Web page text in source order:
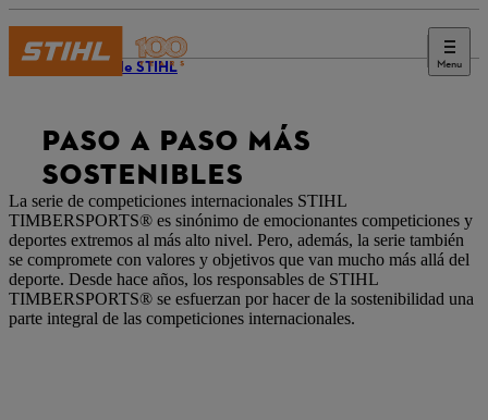
Menu
Diario de STIHL
PASO A PASO MÁS
SOSTENIBLES
La serie de competiciones internacionales STIHL
TIMBERSPORTS® es sinónimo de emocionantes competiciones y
deportes extremos al más alto nivel. Pero, además, la serie también
se compromete con valores y objetivos que van mucho más allá del
deporte. Desde hace años, los responsables de STIHL
TIMBERSPORTS® se esfuerzan por hacer de la sostenibilidad una
parte integral de las competiciones internacionales.